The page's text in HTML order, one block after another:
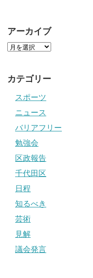
アーカイブ
カテゴリー
スポーツ
ニュース
バリアフリー
勉強会
区政報告
千代田区
日程
知るべき
芸術
見解
議会発言